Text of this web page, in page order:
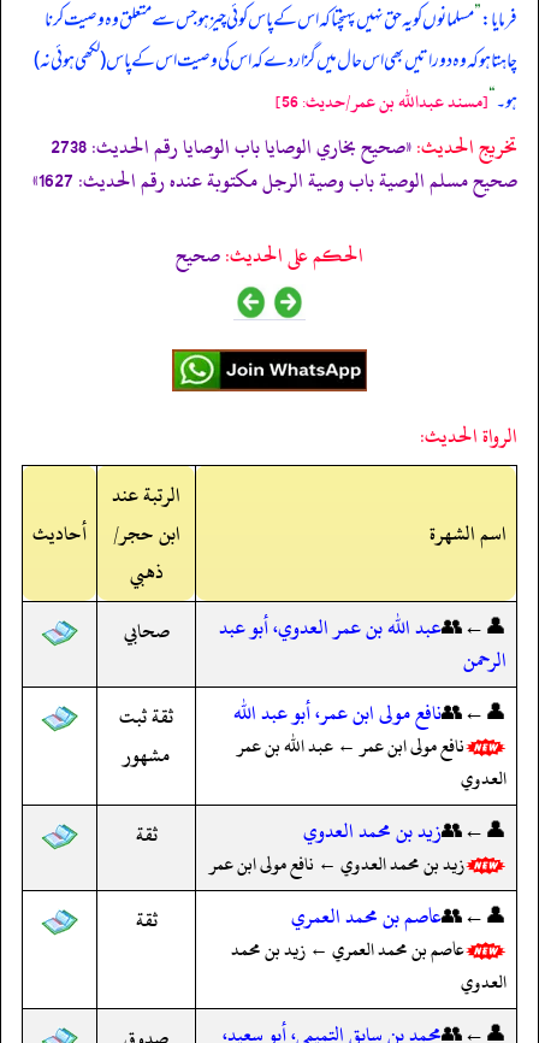
فرمایا:”مسلمانوں کو یہ حق نہیں پہنچتا کہ اس کے پاس کوئی چیز ہو جس سے متعلق وہ وصیت کرنا
چاہتا ہو کہ وہ دو راتیں بھی اس حال میں گزار دے کہ اس کی وصیت اس کے پاس (لکھی ہوئی نہ)
ہو۔“[مسند عبدالله بن عمر/حدیث: 56]
تخریج الحدیث:
«صحيح بخاري الوصايا باب الوصايا رقم الحديث: 2738
صحيح مسلم الوصية باب وصية الرجل مكتوبة عنده رقم الحديث: 1627»
الحكم على الحديث:صحیح
الرواة الحديث:
اسم الشهرة
الرتبة عند
ابن حجر/
ذهبي
أحاديث
👤←👥عبد الله بن عمر العدوي، أبو عبد
الرحمن
صحابي
👤←👥نافع مولى ابن عمر، أبو عبد الله
نافع مولى ابن عمر ← عبد الله بن عمر
العدوي
ثقة ثبت
مشهور
👤←👥زيد بن محمد العدوي
زيد بن محمد العدوي ← نافع مولى ابن عمر
ثقة
👤←👥عاصم بن محمد العمري
عاصم بن محمد العمري ← زيد بن محمد
العدوي
ثقة
👤←👥محمد بن سابق التميمي، أبو سعيد،